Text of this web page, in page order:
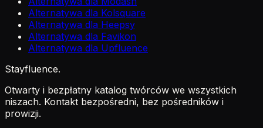
Alternatywa dla Kolsquare
Alternatywa dla Heepsy
Alternatywa dla Favikon
Alternatywa dla Upfluence
Stayfluence.
Otwarty i bezpłatny katalog twórców we wszystkich
niszach. Kontakt bezpośredni, bez pośredników i
prowizji.